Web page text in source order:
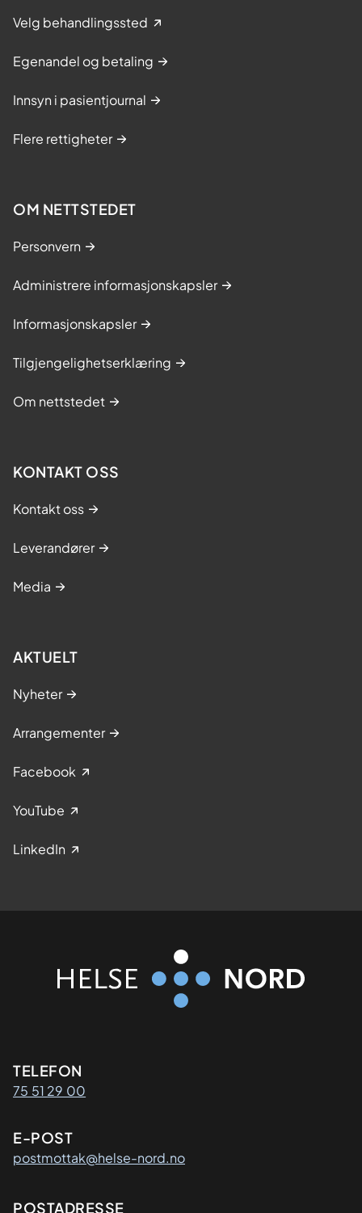
Velg behandlingssted
Egenandel og betaling
Innsyn i pasientjournal
Flere rettigheter
OM NETTSTEDET
Personvern
Administrere informasjonskapsler
Informasjonskapsler
Tilgjengelighetserklæring
Om nettstedet
KONTAKT OSS
Kontakt oss
Leverandører
Media
AKTUELT
Nyheter
Arrangementer
Facebook
YouTube
LinkedIn
Kontaktinformasjon
TELEFON
75 51 29 00
E-POST
postmottak@helse-nord.no
POSTADRESSE